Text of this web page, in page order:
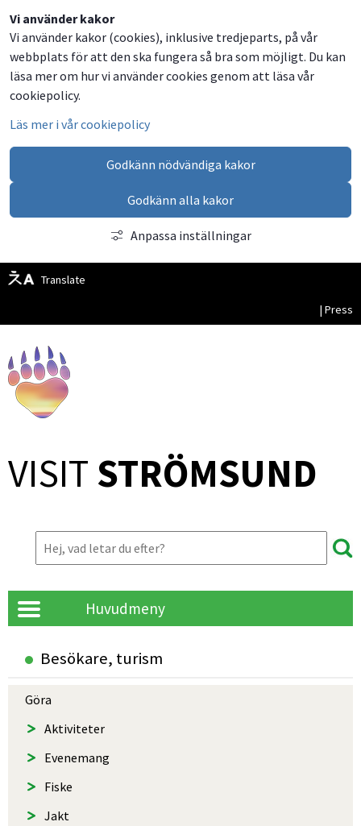
Vi använder kakor
Vi använder kakor (cookies), inklusive tredjeparts, på vår
webbplats för att den ska fungera så bra som möjligt. Du kan
läsa mer om hur vi använder cookies genom att läsa vår
cookiepolicy.
Läs mer i vår cookiepolicy
Godkänn nödvändiga kakor
Godkänn alla kakor
Anpassa inställningar
Translate
| Press
VISIT STRÖMSUND
Huvudmeny
Besökare, turism
Göra
Aktiviteter
Evenemang
Fiske
Jakt
Dela
på
Facebook
Dela
på
Twitter
Dela
på
LinkedIn
Dela
via
email
Besök
oss
på
Facebook